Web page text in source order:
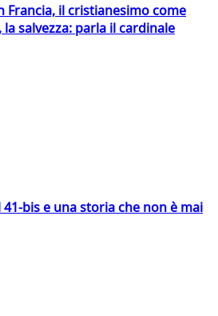
Francia, il cristianesimo come
salvezza: parla il cardinale
bis e una storia che non è mai